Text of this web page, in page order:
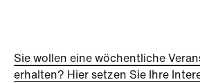
Sie wollen eine wöchentliche
erhalten? Hier setzen Sie Ihre